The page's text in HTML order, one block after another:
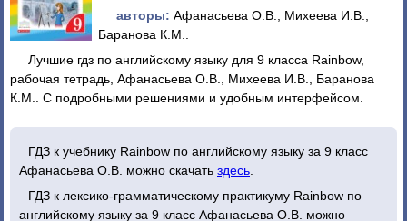
авторы: Афанасьева О.В., Михеева И.В.,
Баранова К.М..
Лучшие гдз по английскому языку для 9 класса Rainbow,
рабочая тетрадь, Афанасьева О.В., Михеева И.В., Баранова
К.М.. С подробными решениями и удобным интерфейсом.
ГДЗ к учебнику Rainbow по английскому языку за 9 класс
Афанасьева О.В. можно скачать здесь
ГДЗ к лексико-грамматическому практикуму Rainbow по
английскому языку за 9 класс Афанасьева О.В. можно